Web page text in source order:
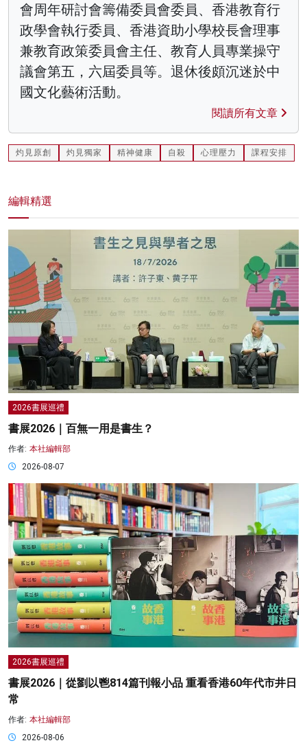
會周年研討會籌備委員會委員、香港教育行
政學會執行委員、香港資助小學校長會理事
兼教育政策委員會主任、教育人員專業操守
議會第五，六屆委員等。退休後頗沉迷於中
國文化藝術活動。
閱讀所有文章
灼見原創 灼見獨家 精神健康 自殺 心理壓力 課程安排
編輯精選
2026書展巡禮
書展2026｜百無一用是書生？
作者: 本社編輯部
2026-08-07
2026書展巡禮
書展2026｜從劉以鬯814篇刊報小品 重看香港60年代市井日
常
作者: 本社編輯部
2026-08-06